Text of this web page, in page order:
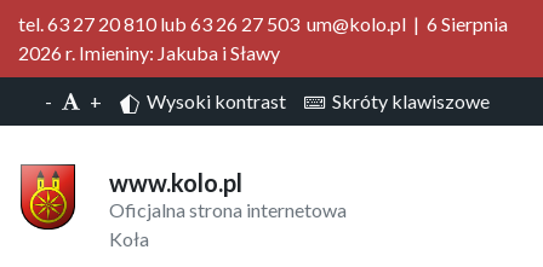
tel. 63 27 20 810 lub 63 26 27 503 um@kolo.pl | 6 Sierpnia
2026 r. Imieniny: Jakuba i Sławy
- + Wysoki kontrast Skróty klawiszowe
www.kolo.pl
Oficjalna strona internetowa
Koła